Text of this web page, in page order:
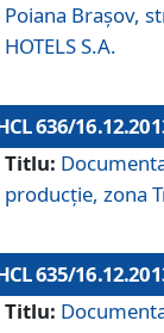
Poiana Braşov,
HOTELS S.A.
636/
Titlu:
producţie, zona
635/
Titlu: